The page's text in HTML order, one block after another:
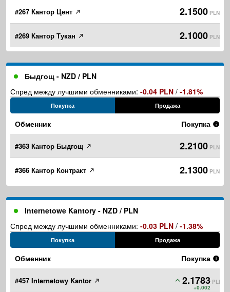
#267 Кантор Цент 2.1500 PLN
#269 Кантор Тукан 2.1000 PLN
Быдгощ - NZD / PLN
Спред между лучшими обменниками: -0.04 PLN / -1.81%
Покупка Продажа
Обменник Покупка
#363 Кантор Быдгощ 2.2100 PLN
#366 Кантор Контракт 2.1300 PLN
Internetowe Kantory - NZD / PLN
Спред между лучшими обменниками: -0.03 PLN / -1.38%
Покупка Продажа
Обменник Покупка
#457 Internetowy Kantor 2.1783
+0.002
PLN